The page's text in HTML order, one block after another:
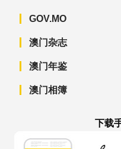
GOV.MO
澳门杂志
澳门年鉴
澳门相簿
下载